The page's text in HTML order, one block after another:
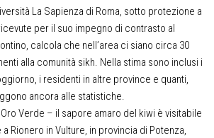
La Sapienza di Roma, sotto protezione a
per il suo impegno di contrasto al
calcola che nell’area ci siano circa 30
alla comunità sikh. Nella stima sono inclusi i
i residenti in altre province e quanti,
ancora alle statistiche.
Verde – il sapore amaro del kiwi è visitabile
Rionero in Vulture, in provincia di Potenza,